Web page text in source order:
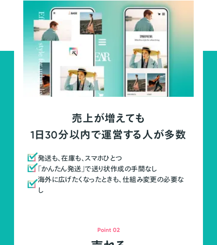
売上が増えても
1日30分以内で運営する人が多数
発送も、在庫も、スマホひとつ
「かんたん発送」で送り状作成の手間なし
海外に広げたくなったときも、仕組み変更の必要な
し
Point 02